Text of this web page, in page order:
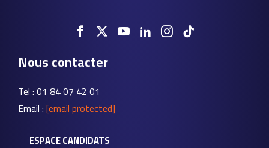
Nous contacter
Tel : 01 84 07 42 01
Email : [email protected]
ESPACE CANDIDATS